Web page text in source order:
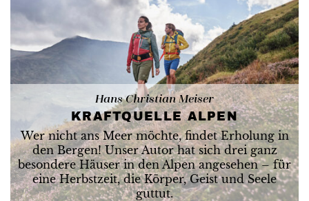
Hans Christian Meiser
KRAFTQUELLE ALPEN
Wer nicht ans Meer möchte, findet Erholung in
den Bergen! Unser Autor hat sich drei ganz
besondere Häuser in den Alpen angesehen – für
eine Herbstzeit, die Körper, Geist und Seele
guttut.